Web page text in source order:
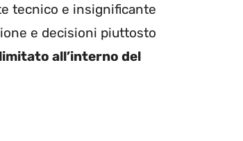
tecnico e insignificante
e decisioni piuttosto
all’interno del